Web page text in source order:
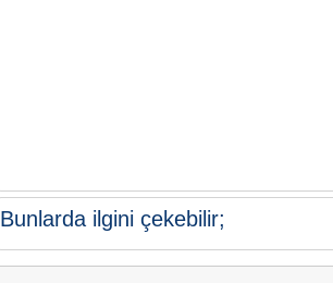
Bunlarda ilgini çekebilir;